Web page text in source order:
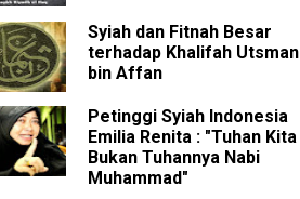
Nabi
Sunni
bin Affan
Syiah dan Fitnah Besar
terhadap Khalifah Utsman
bin Affan
Petinggi Syiah Indonesia
Emilia Renita : "Tuhan Kita
Bukan Tuhannya Nabi
Muhammad"